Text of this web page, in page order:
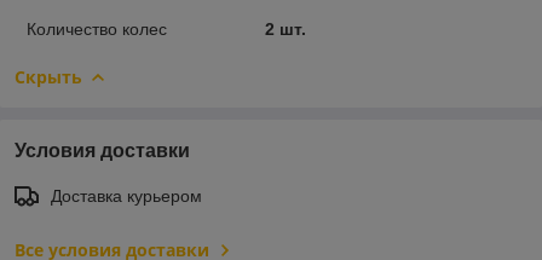
Количество колес 2 шт.
Скрыть
Условия доставки
Доставка курьером
Все условия доставки